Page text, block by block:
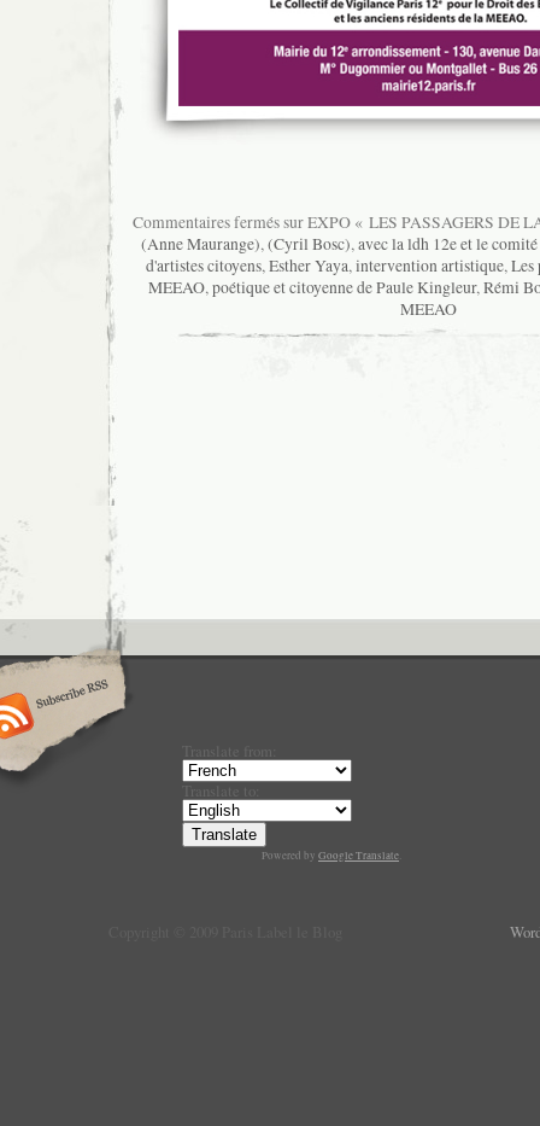
Commentaires ferméssur EXPO « LES PASSAGERS DE
(Anne Maurange), (Cyril Bosc), avec la ldh 12e et le
d'artistes citoyens, Esther Yaya, intervention artistique, Les
MEEAO, poétique et citoyenne de Paule Kingleur, Rémi
MEEAO
Translate from:
Translate to:
Powered by Google Translate.